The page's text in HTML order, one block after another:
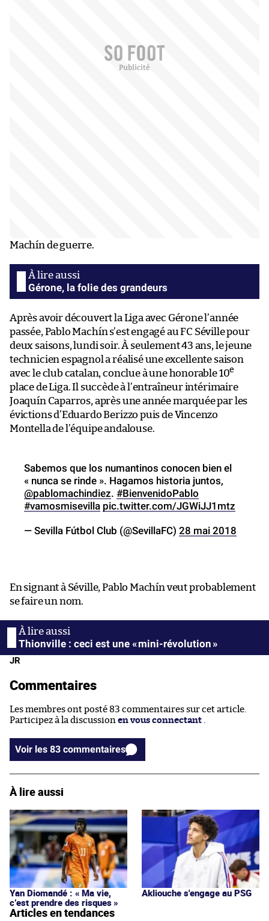
Machín de guerre.
Gérone, la folie des grandeurs
Après avoir découvert la Liga avec Gérone l’année
passée, Pablo Machín s’est engagé au FC Séville pour
deux saisons, lundi soir. À seulement 43 ans, le jeune
technicien espagnol a réalisé une excellente saison
avec le club catalan, conclue à une honorable 10e
place de Liga. Il succède à l’entraîneur intérimaire
Joaquín Caparros, après une année marquée par les
évictions d’Eduardo Berizzo puis de Vincenzo
Montella de l’équipe andalouse.
Sabemos que los numantinos conocen bien el
« nunca se rinde ». Hagamos historia juntos,
@pablomachindiez. #BienvenidoPablo
#vamosmisevilla pic.twitter.com/JGWiJJ1mtz
— Sevilla Fútbol Club (@SevillaFC) 28 mai 2018
En signant à Séville, Pablo Machín veut probablement
se faire un nom.
Thionville : ceci est une « mini-révolution »
JR
Commentaires
Les membres ont posté 83 commentaires sur cet article.
Participez à la discussion en vous connectant
Voir les 83 commentaires
À lire aussi
Yan Diomandé : « Ma vie,
c’est prendre des risques »
Akliouche s'engage au PSG
Articles en tendances